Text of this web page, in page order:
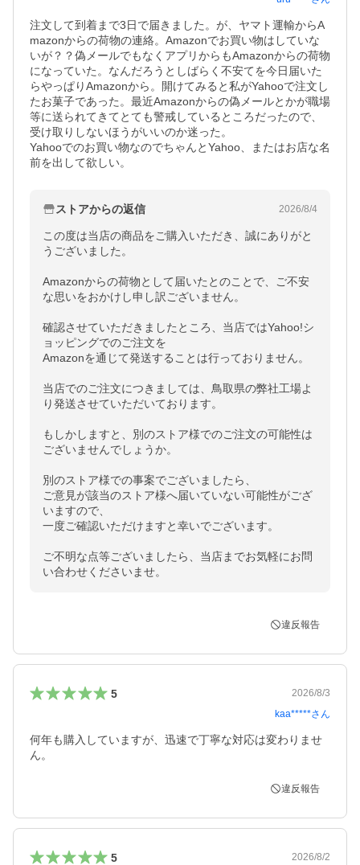
注文して到着まで3日で届きました。が、ヤマト運輸からA
mazonからの荷物の連絡。Amazonでお買い物はしていな
いが？？偽メールでもなくアプリからもAmazonからの荷物
になっていた。なんだろうとしばらく不安てを今日届いた
らやっぱりAmazonから。開けてみると私がYahooで注文し
たお菓子であった。最近Amazonからの偽メールとかが職場
等に送られてきてとても警戒しているところだったので、
受け取りしないほうがいいのか迷った。
Yahooでのお買い物なのでちゃんとYahoo、またはお店な名
前を出して欲しい。
ストアからの返信 2026/8/4
この度は当店の商品をご購入いただき、誠にありがと
うございました。
Amazonからの荷物として届いたとのことで、ご不安
な思いをおかけし申し訳ございません。
確認させていただきましたところ、当店ではYahoo!シ
ョッピングでのご注文を
Amazonを通じて発送することは行っておりません。
当店でのご注文につきましては、鳥取県の弊社工場よ
り発送させていただいております。
もしかしますと、別のストア様でのご注文の可能性は
ございませんでしょうか。
別のストア様での事案でございましたら、
ご意見が該当のストア様へ届いていない可能性がござ
いますので、
一度ご確認いただけますと幸いでございます。
ご不明な点等ございましたら、当店までお気軽にお問
い合わせくださいませ。
違反報告
5
2026/8/3
kaa*****さん
何年も購入していますが、迅速で丁寧な対応は変わりませ
ん。
違反報告
5
2026/8/2